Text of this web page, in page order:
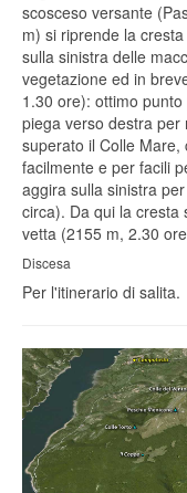
scosceso versante
m) si riprende la
sulla sinistra delle
vegetazione ed in
1.30 ore): ottimo
piega verso destra
superato il Colle
facilmente e per facili
aggira sulla sinistra
circa). Da qui la cresta
vetta (2155 m, 2.30
Discesa
Per l'itinerario di salita.